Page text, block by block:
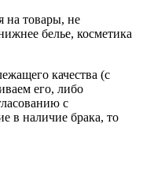
на товары, не
белье, косметика
качества (с
его, либо
с
в наличие брака, то